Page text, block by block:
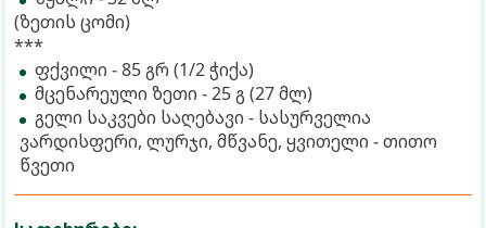
(ზეთის ცომი)
***
ფქვილი - 85 გრ (1/2 ჭიქა)
მცენარეული ზეთი - 25 გ (27 მლ)
გელი საკვები საღებავი - სასურველია
ვარდისფერი, ლურჯი, მწვანე, ყვითელი - თითო
წვეთი